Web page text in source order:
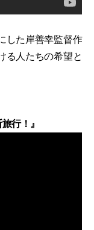
した岸善幸監督作
る人たちの希望と
行！』